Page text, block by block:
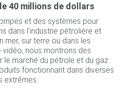
40 millions de dollars
et des systèmes pour
dans l'industrie pétrolière et
mer, sur terre ou dans les
nous montrons des
le marché du pétrole et du gaz
fonctionnant dans diverses
extrêmes.